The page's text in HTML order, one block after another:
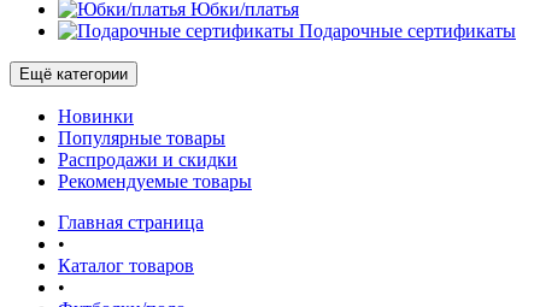
Юбки/платья
Подарочные сертификаты
Ещё категории
Новинки
Популярные товары
Распродажи и скидки
Рекомендуемые товары
Главная страница
•
Каталог товаров
•